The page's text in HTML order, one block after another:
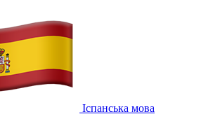
Іспанська мова